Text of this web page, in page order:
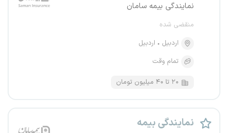
نمایندگی بیمه سامان
منقضی شده
اردبیل
اردبیل
تمام وقت
۲۰ تا ۴۰ میلیون تومان
نمایندگی بیمه